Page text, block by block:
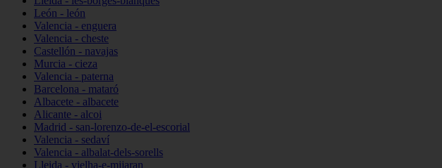
León - león
Valencia - enguera
Valencia - cheste
Castellón - navajas
Murcia - cieza
Valencia - paterna
Barcelona - mataró
Albacete - albacete
Alicante - alcoi
Madrid - san-lorenzo-de-el-escorial
Valencia - sedaví
Valencia - albalat-dels-sorells
Lleida - vielha-e-mijaran